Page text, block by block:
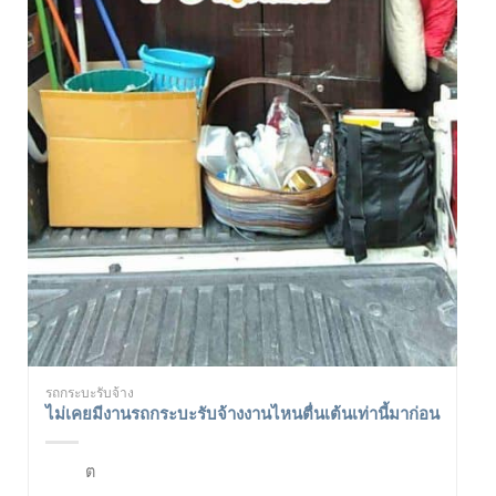
รถกระบะรับจ้าง
ไม่เคยมีงานรถกระบะรับจ้างงานไหนตื่นเต้นเท่านี้มาก่อน
ต